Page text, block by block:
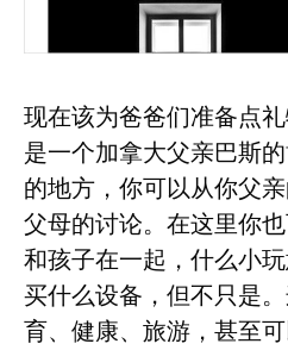
现在该为爸爸们准备点
是一个加拿大父亲巴斯
的地方，你可以从你父
父母的讨论。在这里你
和孩子在一起，什么小
买什么设备，但不只是
育、健康、旅游，甚至